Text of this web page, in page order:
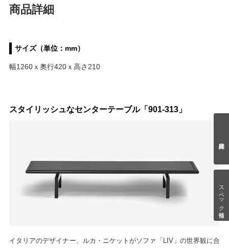
スペック情報
商品詳細
サイズ（単位：mm）
幅1260ｘ奥行420ｘ高さ210
スタイリッシュなセンターテーブル「901-313」
イタリアのデザイナー、ルカ・ニケットがソファ「LIV」の世界観に合